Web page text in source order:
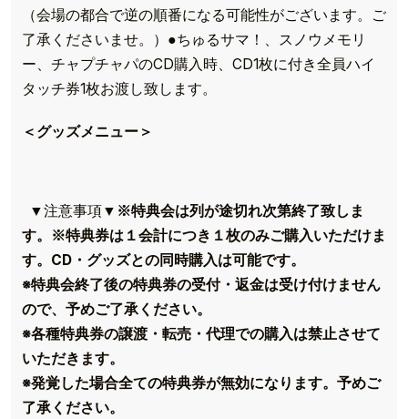
（会場の都合で逆の順番になる可能性がございます。ご
了承くださいませ。）●ちゅるサマ！、スノウメモリ
ー、チャプチャパのCD購入時、CD1枚に付き全員ハイ
タッチ券1枚お渡し致します。
＜グッズメニュー＞
▼注意事項▼ ※特典会は列が途切れ次第終了致しま
す。
※特典券は１会計につき１枚のみご購入いただけま
す。CD・グッズとの同時購入は可能です。
※特典会終了後の特典券の受付・返金は受け付けません
ので、予めご了承ください。
※各種特典券の譲渡・転売・代理での購入は禁止させて
いただきます。
※発覚した場合全ての特典券が無効になります。予めご
了承ください。